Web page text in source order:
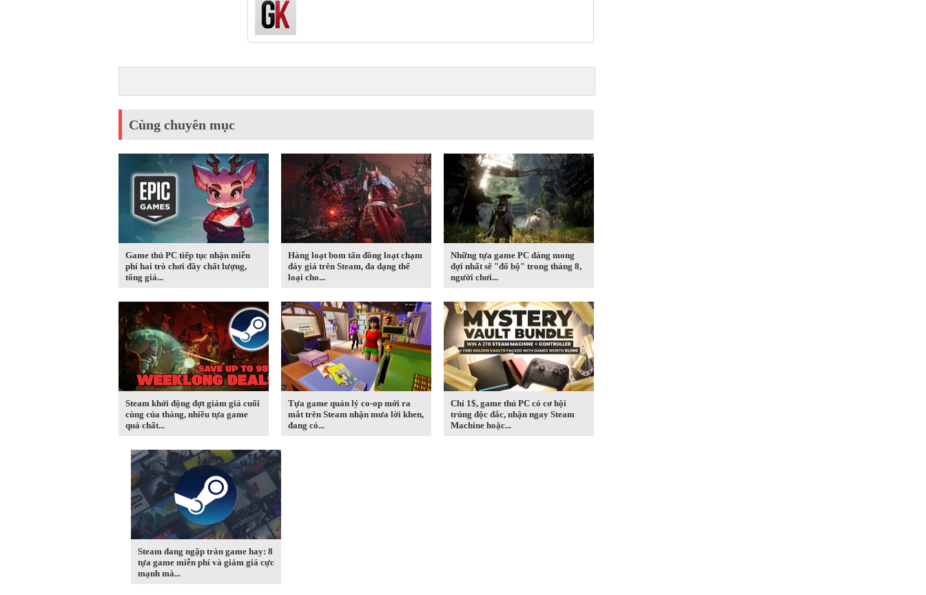
Cùng chuyên mục
Game thủ PC tiếp tục nhận miễn
phí hai trò chơi đầy chất lượng,
tổng giá...
Hàng loạt bom tấn đồng loạt chạm
đáy giá trên Steam, đa dạng thể
loại cho...
Những tựa game PC đáng mong
đợi nhất sẽ "đổ bộ" trong tháng 8,
người chơi...
Steam khởi động đợt giảm giá cuối
cùng của tháng, nhiều tựa game
quá chất...
Tựa game quản lý co-op mới ra
mắt trên Steam nhận mưa lời khen,
đang có...
Chỉ 1$, game thủ PC có cơ hội
trúng độc đắc, nhận ngay Steam
Machine hoặc...
Steam đang ngập tràn game hay: 8
tựa game miễn phí và giảm giá cực
mạnh mà...